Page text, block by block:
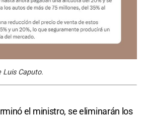
Luis Caputo.
el ministro, se eliminarán los